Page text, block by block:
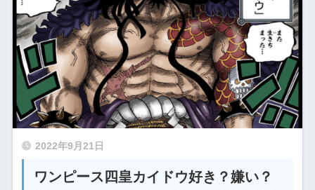
2022年9月21日
ワンピース四皇カイドウ好き？嫌い？